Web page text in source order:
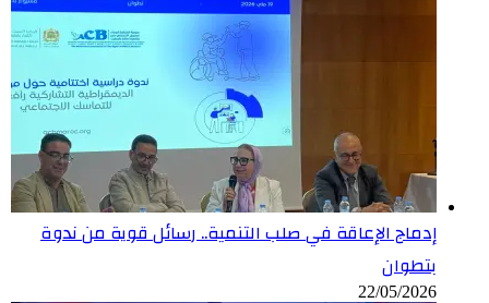
إدماج الإعاقة في صلب التنمية.. رسائل قوية من ندوة
بتطوان
22/05/2026